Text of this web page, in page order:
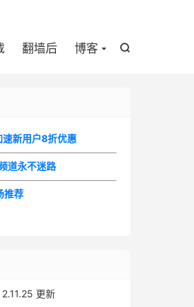

翻墙后 博客
新用户8折优惠
道永不迷路
推荐
更新